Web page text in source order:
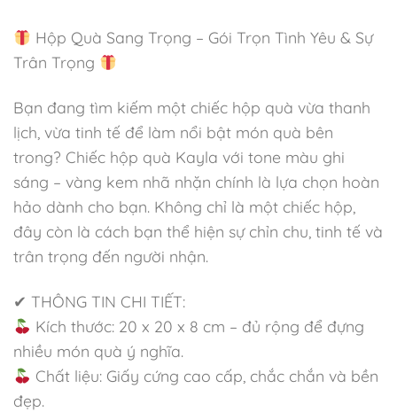
Hộp Quà Sang Trọng – Gói Trọn Tình Yêu & Sự
Trân Trọng
Bạn đang tìm kiếm một chiếc hộp quà vừa thanh
lịch, vừa tinh tế để làm nổi bật món quà bên
trong? Chiếc hộp quà Kayla với tone màu ghi
sáng – vàng kem nhã nhặn chính là lựa chọn hoàn
hảo dành cho bạn. Không chỉ là một chiếc hộp,
đây còn là cách bạn thể hiện sự chỉn chu, tinh tế và
trân trọng đến người nhận.
✔ THÔNG TIN CHI TIẾT:
Kích thước: 20 x 20 x 8 cm – đủ rộng để đựng
nhiều món quà ý nghĩa.
Chất liệu: Giấy cứng cao cấp, chắc chắn và bền
đẹp.